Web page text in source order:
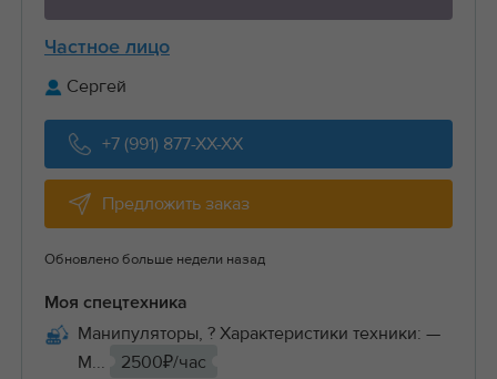
Частное лицо
Сергей
+7 (991) 877-XX-XX
Предложить заказ
Обновлено больше недели назад
Моя спецтехника
Манипуляторы, ? Характеристики техники: —
М...
2500₽/час